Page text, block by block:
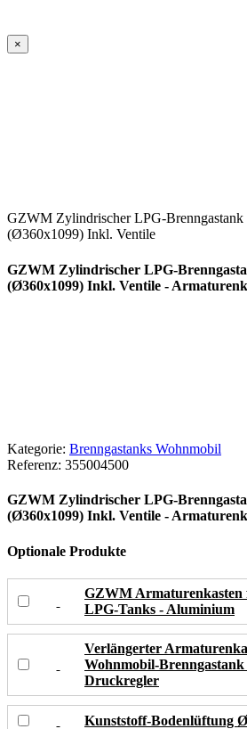
×
GZWM Zylindrischer LPG-
(Ø360x1099) Inkl. Ventile
GZWM Zylindrischer LPG-
(Ø360x1099) Inkl. Ventile -
Kategorie: Brenngastanks Wohnmobil
Referenz: 355004500
GZWM Zylindrischer LPG-
(Ø360x1099) Inkl. Ventile -
Optionale Produkte
GZWM Armaturenkasten
LPG-Tanks - Aluminium
Verlängerter
Wohnmobil-Brenngastank
Druckregler
Kunststoff-Bodenlüftung